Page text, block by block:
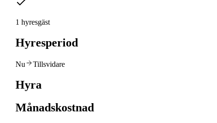
1 hyresgäst
Hyresperiod
Nu Tillsvidare
Hyra
Månadskostnad